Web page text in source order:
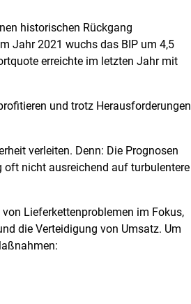
historischen Rückgang
Jahr 2021 wuchs das BIP um 4,5
erreichte im letzten Jahr mit
und trotz Herausforderungen
verleiten. Denn: Die Prognosen
nicht ausreichend auf turbulentere
Lieferkettenproblemen im Fokus,
die Verteidigung von Umsatz. Um